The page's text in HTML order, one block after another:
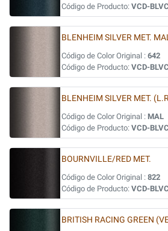
Código de Producto: VCD-
BLENHEIM SILVER MET.
Código de Color Original : 642
Código de Producto: VCD-
BLENHEIM SILVER MET.
Código de Color Original : MAL
Código de Producto: VCD-
BOURNVILLE/RED MET.
Código de Color Original : 822
Código de Producto: VCD-
BRITISH RACING GREEN